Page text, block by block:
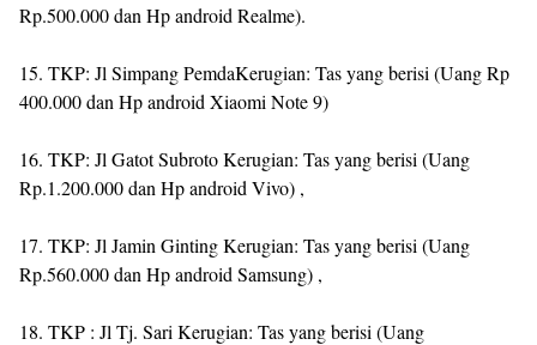
Rp.500.000 dan Hp android Realme).
15. TKP: Jl Simpang PemdaKerugian: Tas yang berisi (Uang Rp
400.000 dan Hp android Xiaomi Note 9)
16. TKP: Jl Gatot Subroto Kerugian: Tas yang berisi (Uang
Rp.1.200.000 dan Hp android Vivo) ,
17. TKP: Jl Jamin Ginting Kerugian: Tas yang berisi (Uang
Rp.560.000 dan Hp android Samsung) ,
18. TKP : Jl Tj. Sari Kerugian: Tas yang berisi (Uang